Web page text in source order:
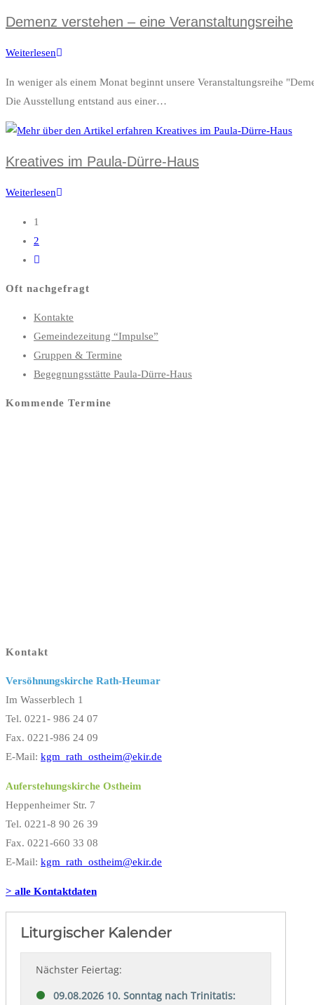
Demenz verstehen – eine Veranstaltungsreihe
WeiterlesenDemenz
eine
Veranstaltungsreihe
In weniger als einem Monat beginnt unsere Veranstaltungsreihe
Die Ausstellung entstand aus einer…
Kreatives im Paula-Dürre-Haus
WeiterlesenKreatives
1
2
Gehe
nächsten
Seite
Oft nachgefragt
Kontakte
Gemeindezeitung “Impulse”
Gruppen & Termine
Begegnungsstätte Paula-Dürre-Haus
Kommende Termine
Kontakt
Versöhnungskirche Rath-Heumar
Im Wasserblech 1
Tel. 0221- 986 24 07
Fax. 0221-986 24 09
E-Mail: kgm_rath_ostheim@ekir.de
Auferstehungskirche Ostheim
Heppenheimer Str. 7
Tel. 0221-8 90 26 39
Fax. 0221-660 33 08
E-Mail: kgm_rath_ostheim@ekir.de
> alle Kontaktdaten